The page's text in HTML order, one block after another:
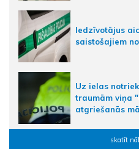
Iedzīvotājus
saistošajiem
Uz ielas
traumām viņa
atgriešanās
skatīt